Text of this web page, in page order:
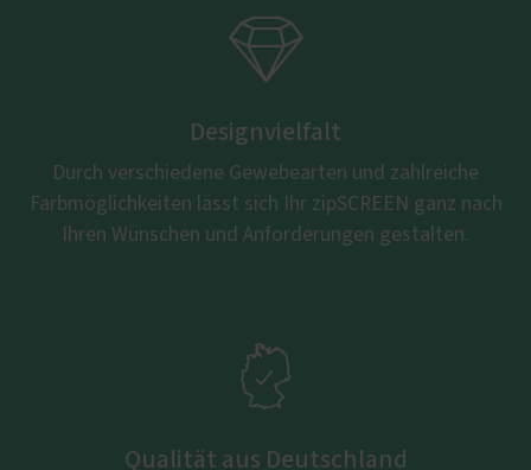

Designvielfalt
Durch verschiedene Gewebearten und zahlreiche
Farbmöglichkeiten lässt sich Ihr zipSCREEN ganz nach
Ihren Wünschen und Anforderungen gestalten.

Qualität aus Deutschland